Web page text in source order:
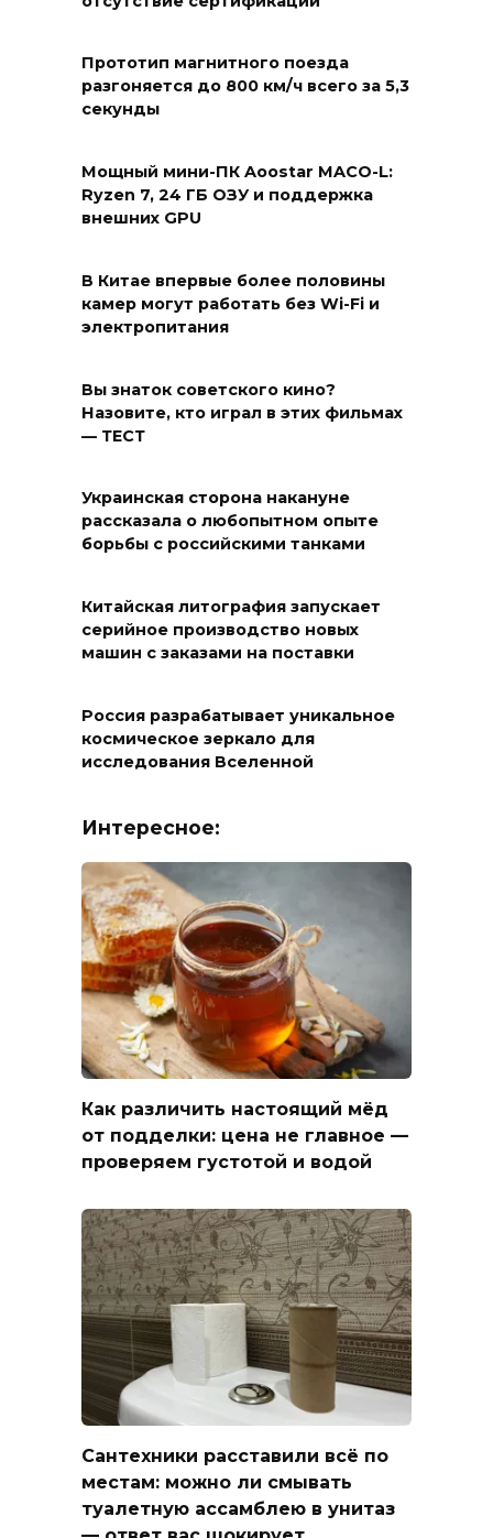
Прототип магнитного поезда
разгоняется до 800 км/ч всего за 5,3
секунды
Мощный мини-ПК Aoostar MACO-L:
Ryzen 7, 24 ГБ ОЗУ и поддержка
внешних GPU
В Китае впервые более половины
камер могут работать без Wi-Fi и
электропитания
Вы знаток советского кино?
Назовите, кто играл в этих фильмах
— ТЕСТ
Украинская сторона накануне
рассказала о любопытном опыте
борьбы с российскими танками
Китайская литография запускает
серийное производство новых
машин с заказами на поставки
Россия разрабатывает уникальное
космическое зеркало для
исследования Вселенной
Интересное:
Как различить настоящий мёд
от подделки: цена не главное —
проверяем густотой и водой
Сантехники расставили всё по
местам: можно ли смывать
туалетную ассамблею в унитаз